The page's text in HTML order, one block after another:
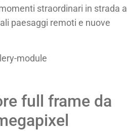
straordinari in strada a
paesaggi remoti e nuove
full frame da